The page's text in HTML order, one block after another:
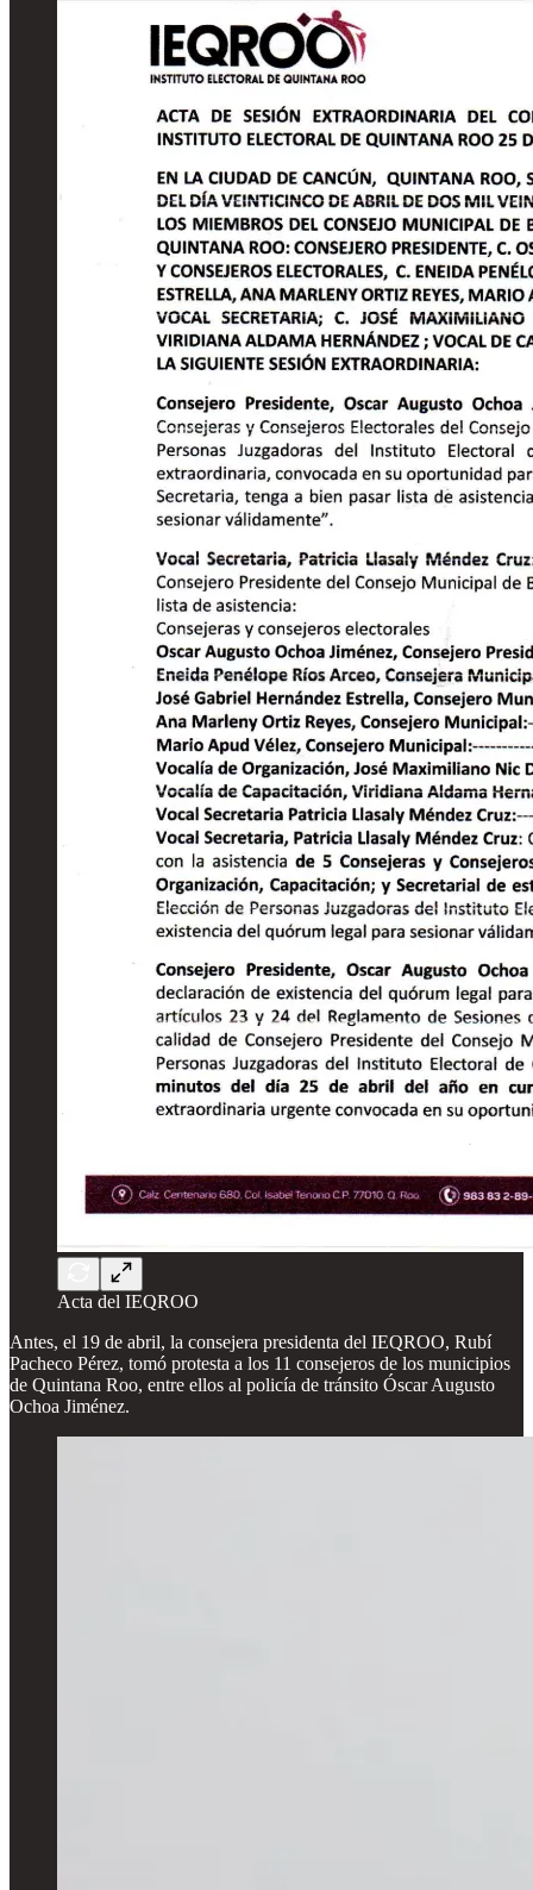
Acta del IEQROO
Antes, el 19 de abril, la consejera presidenta del IEQROO, Rubí
Pacheco Pérez, tomó protesta a los 11 consejeros de los municipios
de Quintana Roo, entre ellos al policía de tránsito Óscar Augusto
Ochoa Jiménez.